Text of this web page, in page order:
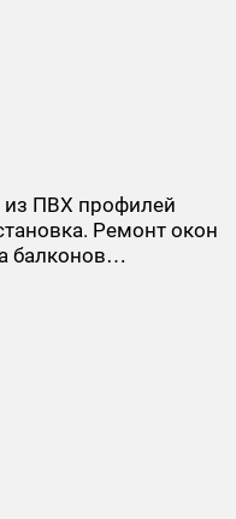
ПВХ профилей
Ремонт окон
балконов…